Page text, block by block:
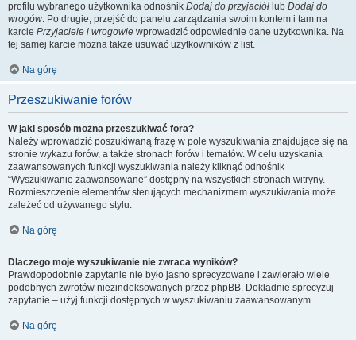
profilu wybranego użytkownika odnośnik Dodaj do przyjaciół lub Dodaj do
wrogów. Po drugie, przejść do panelu zarządzania swoim kontem i tam na
karcie Przyjaciele i wrogowie wprowadzić odpowiednie dane użytkownika. Na
tej samej karcie można także usuwać użytkowników z list.
Na górę
Przeszukiwanie forów
W jaki sposób można przeszukiwać fora?
Należy wprowadzić poszukiwaną frazę w pole wyszukiwania znajdujące się na
stronie wykazu forów, a także stronach forów i tematów. W celu uzyskania
zaawansowanych funkcji wyszukiwania należy kliknąć odnośnik
“Wyszukiwanie zaawansowane” dostępny na wszystkich stronach witryny.
Rozmieszczenie elementów sterujących mechanizmem wyszukiwania może
zależeć od używanego stylu.
Na górę
Dlaczego moje wyszukiwanie nie zwraca wyników?
Prawdopodobnie zapytanie nie było jasno sprecyzowane i zawierało wiele
podobnych zwrotów niezindeksowanych przez phpBB. Dokładnie sprecyzuj
zapytanie – użyj funkcji dostępnych w wyszukiwaniu zaawansowanym.
Na górę